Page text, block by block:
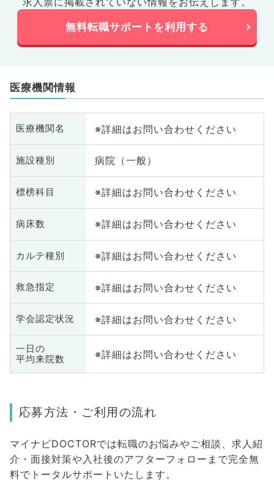
無料転職サポートを利用する
医療機関情報
医療機関名 ※詳細はお問い合わせください
施設種別 病院（一般）
標榜科目 ※詳細はお問い合わせください
病床数 ※詳細はお問い合わせください
カルテ種別 ※詳細はお問い合わせください
救急指定 ※詳細はお問い合わせください
学会認定状況 ※詳細はお問い合わせください
一日の
平均来院数
※詳細はお問い合わせください
応募方法・ご利用の流れ
マイナビDOCTORでは転職のお悩みやご相談、求人紹
介・面接対策や入社後のアフターフォローまで完全無
料でトータルサポートいたします。